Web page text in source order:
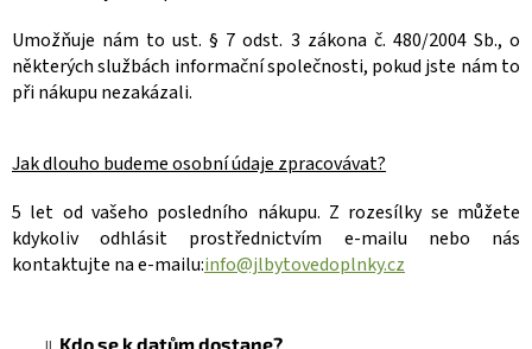
Umožňuje nám to ust. § 7 odst. 3 zákona č. 480/2004 Sb., o
některých službách informační společnosti, pokud jste nám to
při nákupu nezakázali.
Jak dlouho budeme osobní údaje zpracovávat?
5 let od vašeho posledního nákupu. Z rozesílky se můžete
kdykoliv odhlásit prostřednictvím e-mailu nebo nás
kontaktujte na e-mailu:info@jlbytovedoplnky.cz
Kdo se k datům dostane?